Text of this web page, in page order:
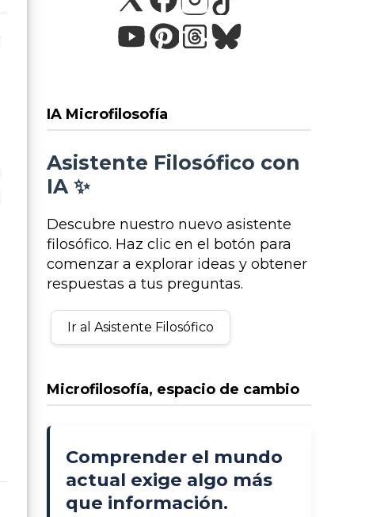
IA Microfilosofía
Asistente Filosófico con
IA ✨
Descubre nuestro nuevo asistente
filosófico. Haz clic en el botón para
comenzar a explorar ideas y obtener
respuestas a tus preguntas.
Ir al Asistente Filosófico
Microfilosofía, espacio de cambio
Comprender el mundo
actual exige algo más
que información.